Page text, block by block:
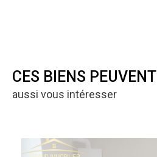
CES BIENS PEUVENT
aussi vous intéresser